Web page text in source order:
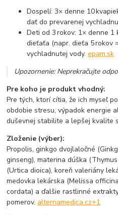
Dospelí: 3× denne 10
dať do prevarenej
Deti od 3 rokov: 1× denne 1
dieťaťa (napr. dieťa 5 rokov
vychladnutej vody.epam.sk
Upozornenie: Neprekračujte
Pre koho je produkt vhodný:
Pre tých, ktorí cítia, že ich myseľ
obdobie stresu, výpadok energie
duševnej stabilite a lepšej kvalite
Zloženie (výber):
Propolis, ginkgo dvojlaločné
ginseng), materina dúška
(Urtica dioica), koreň valeriány
medovka lekárska (Melissa
cordata) a ďalšie rastlinné
pomerov. alternamedica.cz+1